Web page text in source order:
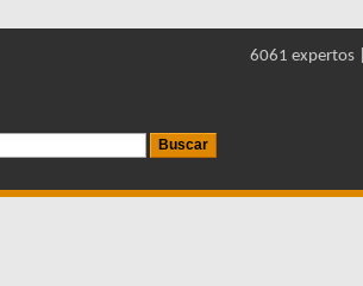
6061 expertos |